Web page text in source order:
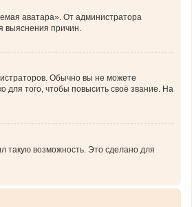
аватара». От администратора
выяснения причин.
Обычно вы не можете
того, чтобы повысить своё звание. На
такую возможность. Это сделано для